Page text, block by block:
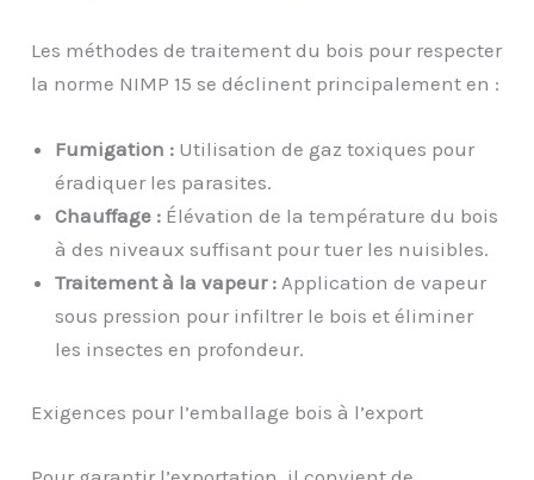
Les méthodes de traitement du bois pour respecter
la norme NIMP 15 se déclinent principalement en :
Fumigation : Utilisation de gaz toxiques pour
éradiquer les parasites.
Chauffage : Élévation de la température du bois
à des niveaux suffisant pour tuer les nuisibles.
Traitement à la vapeur : Application de vapeur
sous pression pour infiltrer le bois et éliminer
les insectes en profondeur.
Exigences pour l’emballage bois à l’export